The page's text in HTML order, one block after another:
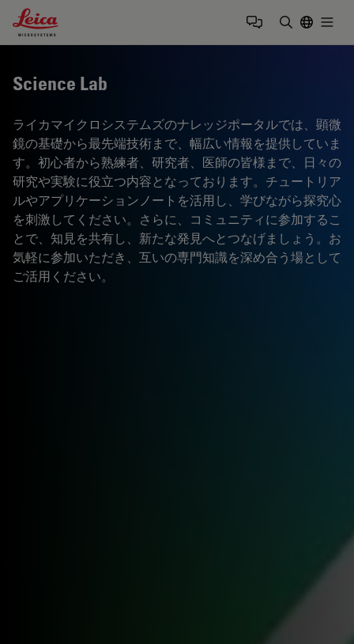
Leica Microsystems Logo
Science Lab
ライカマイクロシステムズのナレッジポータルでは、顕微
鏡の基礎から最先端技術まで、幅広い情報を提供していま
す。初心者から熟練者、研究者、医師の皆様まで、日々の
研究や実験に役立つ内容となっております。チュートリア
ルやアプリケーションノートを活用し、学びながら探究心
を刺激してください。さらに、コミュニティに参加するこ
とで、知見を共有し、新たな発見へとつなげましょう。お
気軽に参加いただき、互いの専門知識を深め合う場として
ご活用ください。